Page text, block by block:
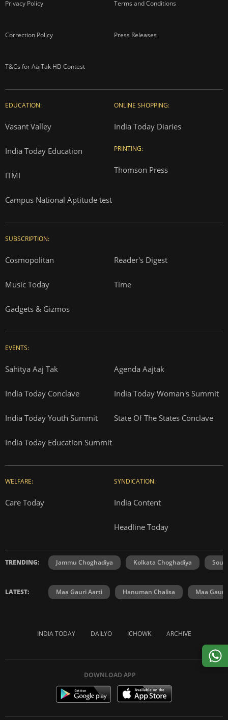
Privacy Policy Terms and Conditions
Correction Policy Press Releases
T&Cs for AajTak HD Contest
EDUCATION:
Vasant Valley
India Today Education
ITMI
Campus National Aptitude test
ONLINE SHOPPING:
India Today Diaries
PRINTING:
Thomson Press
SUBSCRIPTION:
Cosmopolitan Reader's Digest
Music Today Time
Gadgets & Gizmos
EVENTS:
Sahitya Aaj Tak Agenda Aajtak
India Today Conclave India Today Woman's Summit
India Today Youth Summit State Of The States Conclave
India Today Education Summit
WELFARE:
Care Today
SYNDICATION:
India Content
Headline Today
TRENDING: Jammu Choghadiya Kolkata Choghadiya
LATEST: Maa Gauri Aarti Hanuman Chalisa Maa Gauri
INDIA TODAY DAILYO ICHOWK ARCHIVE
DOWNLOAD APP